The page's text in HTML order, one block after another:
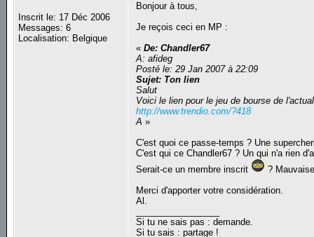
Inscrit le: 17 Déc 2006
Messages: 6
Localisation: Belgique
Bonjour à tous,
Je reçois ceci en MP :
«De: Chandler67
A: afideg
Posté le: 29 Jan 2007 à 22:09
Sujet: Ton lien
Salut
Voici le lien pour le jeu de bourse de
http://www.trendio.com/?418
A »
C'est quoi ce passe-temps ? Une
C'est qui ce Chandler67 ? Un qui n'a rien
Serait-ce un membre inscrit
?
Merci d'apporter votre considération.
Al.
Si tu ne sais pas : demande.
Si tu sais : partage !